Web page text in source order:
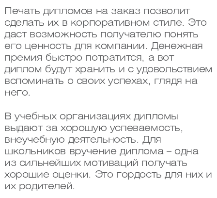
Печать дипломов на заказ позволит
сделать их в корпоративном стиле. Это
даст возможность получателю понять
его ценность для компании. Денежная
премия быстро потратится, а вот
диплом будут хранить и с удовольствием
вспоминать о своих успехах, глядя на
него.
В учебных организациях дипломы
выдают за хорошую успеваемость,
внеучебную деятельность. Для
школьников вручение диплома – одна
из сильнейших мотиваций получать
хорошие оценки. Это гордость для них и
их родителей.